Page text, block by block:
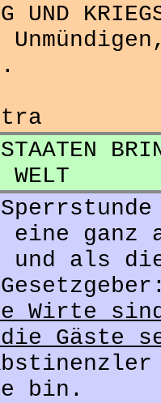
UND
eine ganz
und als
Wirte
die Gäste
bin.